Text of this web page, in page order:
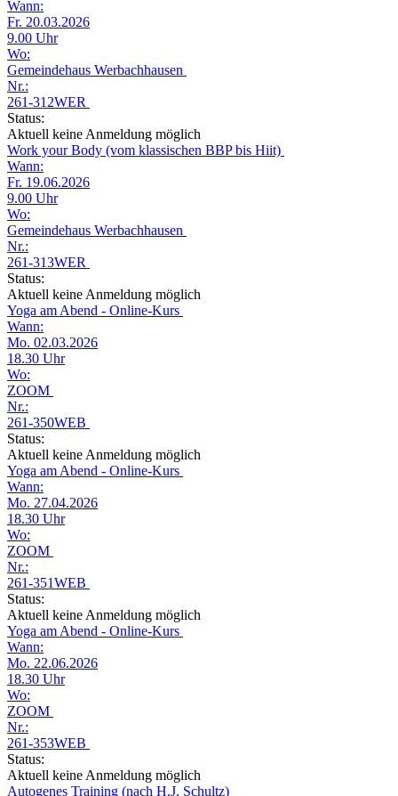
Wann:
Fr. 20.03.2026
9.00 Uhr
Wo:
Gemeindehaus Werbachhausen
Nr.:
261-312WER
Status:
Aktuell keine Anmeldung möglich
Work your Body (vom klassischen BBP bis Hiit)
Wann:
Fr. 19.06.2026
9.00 Uhr
Wo:
Gemeindehaus Werbachhausen
Nr.:
261-313WER
Status:
Aktuell keine Anmeldung möglich
Yoga am Abend - Online-Kurs
Wann:
Mo. 02.03.2026
18.30 Uhr
Wo:
ZOOM
Nr.:
261-350WEB
Status:
Aktuell keine Anmeldung möglich
Yoga am Abend - Online-Kurs
Wann:
Mo. 27.04.2026
18.30 Uhr
Wo:
ZOOM
Nr.:
261-351WEB
Status:
Aktuell keine Anmeldung möglich
Yoga am Abend - Online-Kurs
Wann:
Mo. 22.06.2026
18.30 Uhr
Wo:
ZOOM
Nr.:
261-353WEB
Status:
Aktuell keine Anmeldung möglich
Autogenes Training (nach H.J. Schultz)